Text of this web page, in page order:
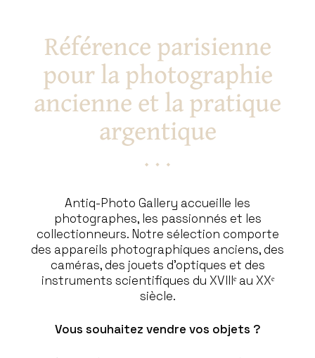
Référence parisienne
pour la photographie
ancienne et la pratique
argentique
Antiq-Photo Gallery accueille les
photographes, les passionnés et les
collectionneurs. Notre sélection comporte
des appareils photographiques anciens, des
caméras, des jouets d’optiques et des
instruments scientifiques du XVIIIᵉ au XXᵉ
siècle.
Vous souhaitez vendre vos objets ?